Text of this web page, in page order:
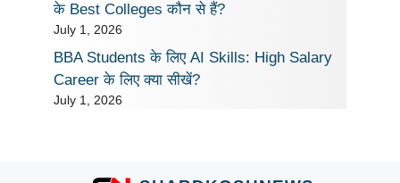
के Best Colleges कौन से हैं?
July 1, 2026
BBA Students के लिए AI Skills: High Salary
Career के लिए क्या सीखें?
July 1, 2026